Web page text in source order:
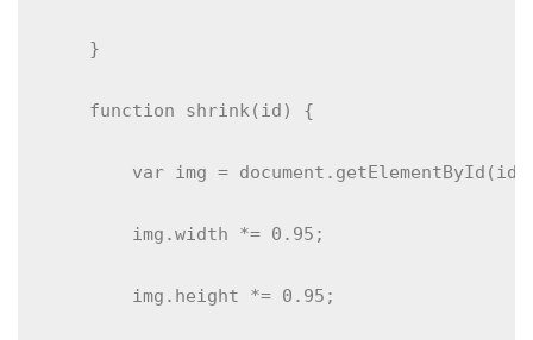
    }
    function shrink(id) {
var img =
        img.width *= 0.95;
        img.height *= 0.95;